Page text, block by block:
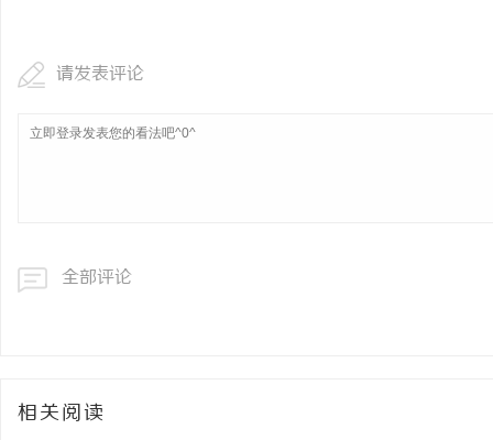
请发表评论
全部评论
相关阅读